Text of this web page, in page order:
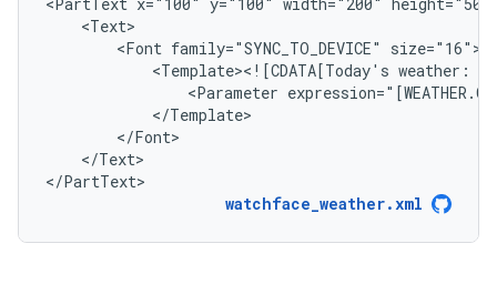
<Font family="SYNC_TO_DEVICE"
<Template><![CDATA[Today's weather:
<Parameter
</Text>
</PartText>
watchface_weather.xml